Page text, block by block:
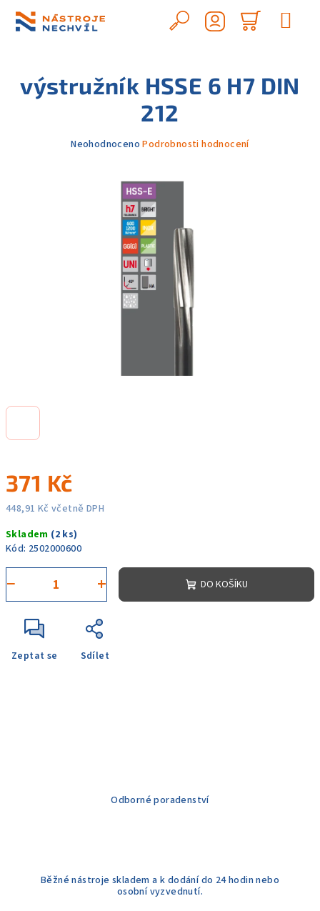
obsah
Hledat
košík
371 Kč
448,91 Kč včetně DPH
cena:
Skladem (2 ks)
Kód: 2502000600
+
− DO KOŠÍKU
Zeptat se Sdílet
výstružník HSSE 6 H7 DIN
212
Průměrné
Neohodnoceno Podrobnosti hodnocení
Odborné poradenství
Běžné nástroje skladem a k dodání do 24 hodin nebo
osobní vyzvednutí.